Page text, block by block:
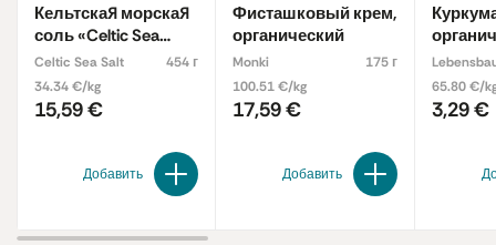
Кельтская морская
соль «Celtic Sea
Salt», крупная
Celtic Sea Salt
454 г
34.34 €/kg
15,59 €
Добавить
Фисташковый крем,
органический
Monki
175 г
100.51 €/kg
17,59 €
Добавить
65.80 €/
3,29 €